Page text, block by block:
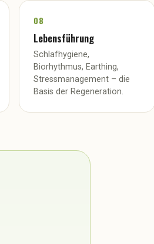
08
Lebensführung
Schlafhygiene,
Biorhythmus, Earthing,
Stressmanagement – die
Basis der Regeneration.